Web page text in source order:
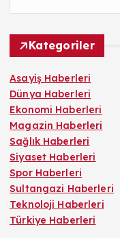
Kategoriler
Asayiş Haberleri
Dünya Haberleri
Ekonomi Haberleri
Magazin Haberleri
Sağlık Haberleri
Siyaset Haberleri
Spor Haberleri
Sultangazi Haberleri
Teknoloji Haberleri
Türkiye Haberleri